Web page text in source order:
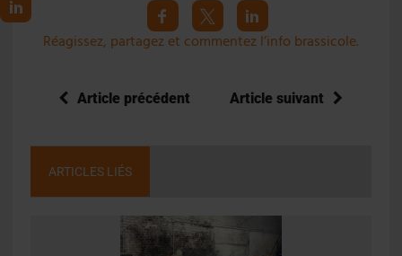
Réagissez, partagez et commentez l’info brassicole.
Article précédent Article suivant
ARTICLES LIÉS